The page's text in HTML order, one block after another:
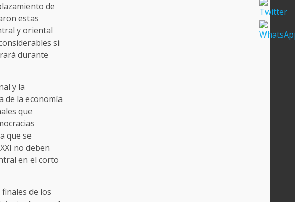
de
estas
y oriental
si
durante
y la
de la economía
que
que se
no deben
en el corto
de los